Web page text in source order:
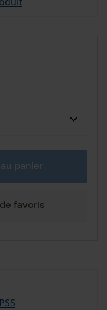
panier
favoris